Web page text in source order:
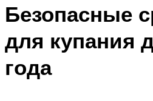
Безопасные
для купания
года